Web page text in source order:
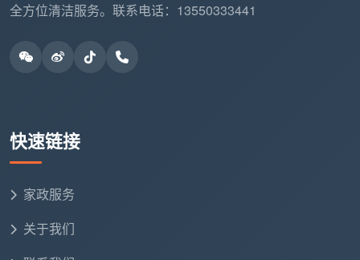
全方位清洁服务。联系电话：13550333441
快速链接
家政服务
关于我们